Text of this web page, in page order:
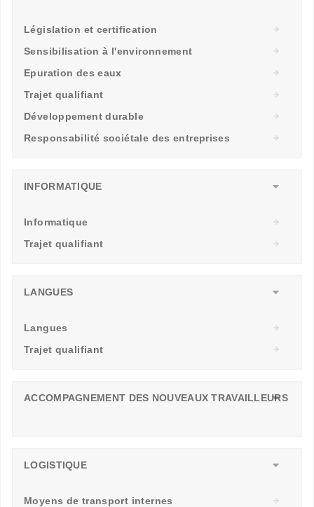
Législation et certification
Sensibilisation à l'environnement
Epuration des eaux
Trajet qualifiant
Développement durable
Responsabilité sociétale des entreprises
INFORMATIQUE
Informatique
Trajet qualifiant
LANGUES
Langues
Trajet qualifiant
ACCOMPAGNEMENT DES NOUVEAUX TRAVAILLEURS
LOGISTIQUE
Moyens de transport internes